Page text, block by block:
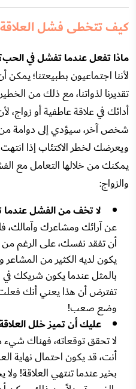
كيف تتخطى فشل العلاقة
ماذا تفعل عندما تفشل في
لأننا اجتماعيون بطبيعتنا؛ يمكن
تقديرنا لذواتنا، مع ذلك من
أدائك في علاقة عاطفية أو
شخص آخر، سيؤدي إلى دوامة من
ويعرضك لخطر الاكتئاب إذا
يمكنك من خلالها التعامل مع
والزواج:
لا تخف من الفشل عندما
عن آرائك ومشاعرك وآمالك،
أن تفقد نفسك، على الرغم
يكون لديه الكثير من المشاعر
بالمثل عندما يكون شريكك في
تفترض أن هذا يعني أنك
وضع صعب!
عليك أن تميز خلل
لا تحقق توقعاته، فهناك
أنت، قد يكون احتمال نهاية
بخير عندما تنتهي العلاقة!